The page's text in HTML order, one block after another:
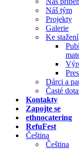
Náš tým
Projekty
Galerie
Ke stažení
Dárci a
Časté
Kontakty
Zapojte se
ethnocatering
RefuFest
Čeština
Čeština